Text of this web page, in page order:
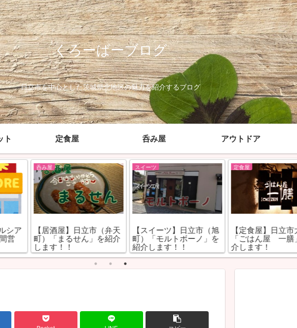
くろーばーブログ
日立市を中心とした茨城県北地区の魅力を紹介するブログ
ト 定食屋 呑み屋 アウトドア
【居酒屋】日立市（弁天
町）「まるせん」を紹介
します！！
スイーツ
【スイーツ】日立市（旭
町）「モルトボーノ」を
紹介します！！
定食屋
【定食屋】日立市大甕
「ごはん屋 一膳」を
介します！